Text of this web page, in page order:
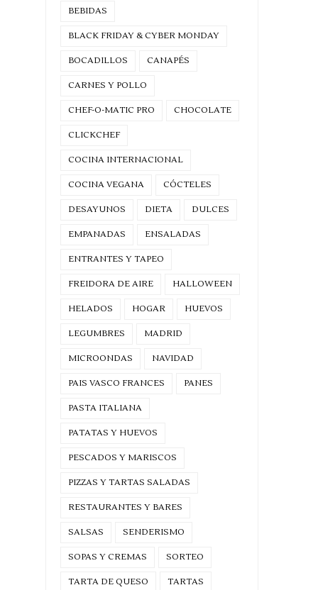
BEBIDAS
BLACK FRIDAY & CYBER MONDAY
BOCADILLOS CANAPÉS
CARNES Y POLLO
CHEF-O-MATIC PRO CHOCOLATE
CLICKCHEF
COCINA INTERNACIONAL
COCINA VEGANA CÓCTELES
DESAYUNOS DIETA DULCES
EMPANADAS ENSALADAS
ENTRANTES Y TAPEO
FREIDORA DE AIRE HALLOWEEN
HELADOS HOGAR HUEVOS
LEGUMBRES MADRID
MICROONDAS NAVIDAD
PAIS VASCO FRANCES PANES
PASTA ITALIANA
PATATAS Y HUEVOS
PESCADOS Y MARISCOS
PIZZAS Y TARTAS SALADAS
RESTAURANTES Y BARES
SALSAS SENDERISMO
SOPAS Y CREMAS SORTEO
TARTA DE QUESO TARTAS